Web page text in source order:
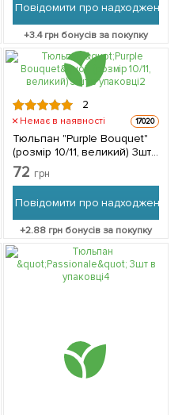
Повідомити про надходження
+3.4грн бонусів за покупку
2
Немає в наявності 17020
Тюльпан "Purple Bouquet"
(розмір 10/11, великий) 3шт
в упаковці
72 грн
Повідомити про надходження
+2.88грн бонусів за покупку